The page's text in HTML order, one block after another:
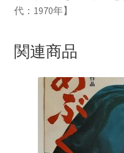
代：1970年】
関連商品